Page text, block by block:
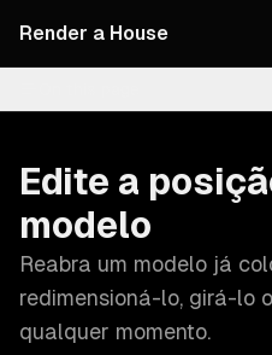
Render a House
Edite a
modelo
Reabra um modelo já
redimensioná-lo, girá-lo
qualquer momento.